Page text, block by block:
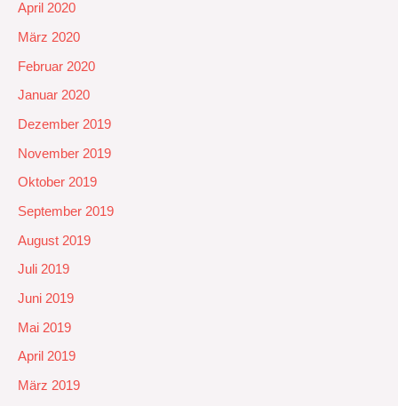
April 2020
März 2020
Februar 2020
Januar 2020
Dezember 2019
November 2019
Oktober 2019
September 2019
August 2019
Juli 2019
Juni 2019
Mai 2019
April 2019
März 2019